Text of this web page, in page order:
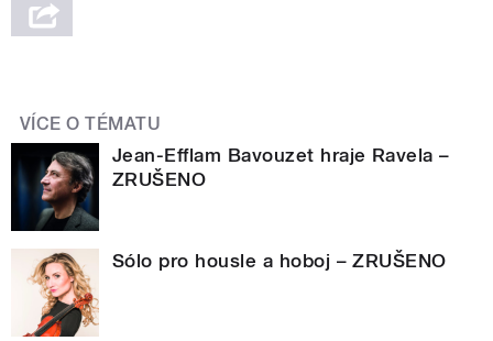
VÍCE O TÉMATU
Jean-Efflam Bavouzet hraje Ravela –
ZRUŠENO
Sólo pro housle a hoboj – ZRUŠENO